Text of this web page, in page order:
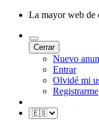
La mayor web de
Cerrar
Nuevo
Entrar
Olvidé mi
Registrarme